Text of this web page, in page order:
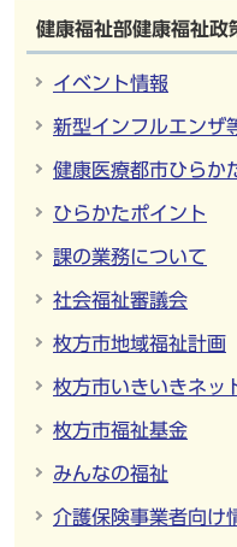
健康福祉部健康福祉政
イベント情報
新型インフルエンザ
健康医療都市ひらか
ひらかたポイント
課の業務について
社会福祉審議会
枚方市地域福祉計画
枚方市いきいきネッ
枚方市福祉基金
みんなの福祉
介護保険事業者向け